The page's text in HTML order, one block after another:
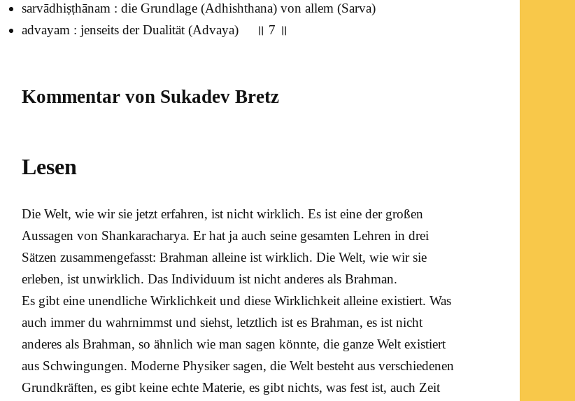
sarvādhiṣṭhānam : die Grundlage (Adhishthana) von allem (Sarva)
advayam : jenseits der Dualität (Advaya) ॥ 7 ॥
Kommentar von Sukadev Bretz
Lesen
Die Welt, wie wir sie jetzt erfahren, ist nicht wirklich. Es ist eine der großen
Aussagen von Shankaracharya. Er hat ja auch seine gesamten Lehren in drei
Sätzen zusammengefasst:Brahman alleine ist wirklich. Die Welt, wie wir sie
erleben, ist unwirklich. Das Individuum ist nicht anderes als Brahman.
Es gibt eine unendliche Wirklichkeit und diese Wirklichkeit alleine existiert. Was
auch immer du wahrnimmst und siehst, letztlich ist es Brahman, es ist nicht
anderes als Brahman, so ähnlich wie man sagen könnte, die ganzeWelt existiert
aus Schwingungen. Moderne Physiker sagen, die Welt besteht aus verschiedenen
Grundkräften, es gibt keine echte Materie, es gibt nichts, was fest ist, auch Zeit